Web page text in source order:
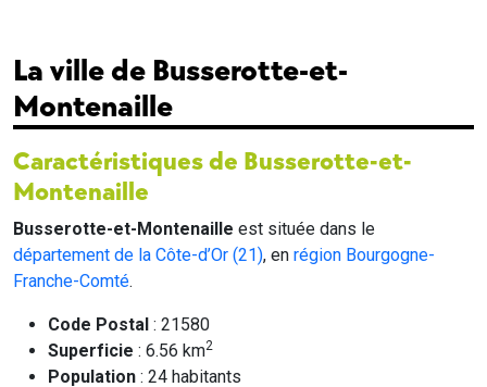
La ville de Busserotte-et-
Montenaille
Caractéristiques de Busserotte-et-
Montenaille
Busserotte-et-Montenaille est située dans le
département de la Côte-d’Or (21), en région Bourgogne-
Franche-Comté.
Code Postal : 21580
Superficie : 6.56 km2
Population : 24 habitants